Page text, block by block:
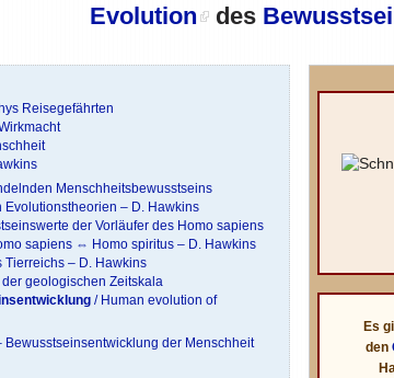
Evolution des
Reisegefährten
Menschheitsbewusstseins
Evolutionstheorien – D. Hawkins
der Vorläufer des Homo sapiens
sapiens ⇔ Homo spiritus – D. Hawkins
Tierreichs – D. Hawkins
geologischen Zeitskala
/ Human evolution of
Bewusstseinsentwicklung der Menschheit
Es
den